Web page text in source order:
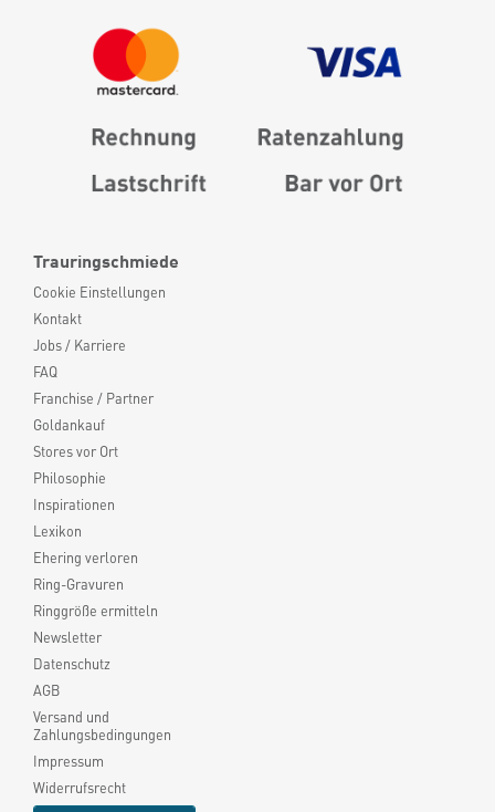
Trauringschmiede
Cookie Einstellungen
Kontakt
Jobs / Karriere
FAQ
Franchise / Partner
Goldankauf
Stores vor Ort
Philosophie
Inspirationen
Lexikon
Ehering verloren
Ring-Gravuren
Ringgröße ermitteln
Newsletter
Datenschutz
AGB
Versand und
Zahlungsbedingungen
Impressum
Widerrufsrecht